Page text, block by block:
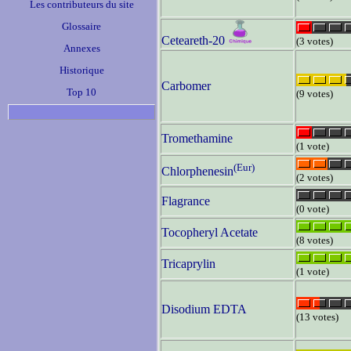
Les contributeurs du site
Glossaire
Annexes
Historique
Top 10
Ceteareth-20 (3 votes)
Carbomer
(9 votes)
Tromethamine
(1 vote)
Chlorphenesin(Eur)
(2 votes)
Flagrance
(0 vote)
Tocopheryl Acetate
(8 votes)
Tricaprylin
(1 vote)
Disodium EDTA
(13 votes)